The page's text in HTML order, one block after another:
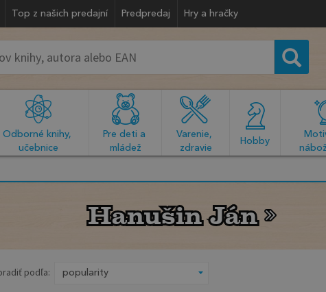
Top z našich predajní Predpredaj Hry a hračky
Odborné knihy,
učebnice
Pre deti a
mládež
Varenie,
zdravie
Hobby
Hanušin Ján
Hanušin Ján
podľa: